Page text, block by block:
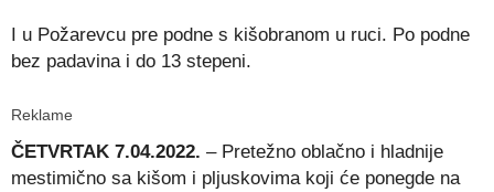
I u Požarevcu pre podne s kišobranom u ruci. Po podne
bez padavina i do 13 stepeni.
Reklame
ČETVRTAK 7.04.2022. – Pretežno oblačno i hladnije
mestimično sa kišom i pljuskovima koji će ponegde na